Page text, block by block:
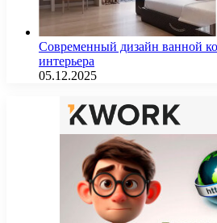
Современный дизайн ванной
интерьера
05.12.2025